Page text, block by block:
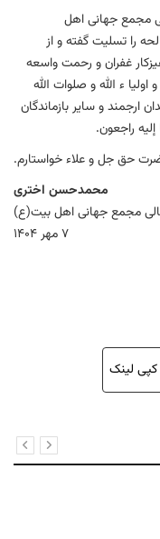
مجمع جهانی اهل
را تسلیت گفته و از
غفران و رحمت واسعه
ء الله و صلوات الله
ارجمند و سایر بازماندگان
راجعون.
حق جل و علاء خواستارم.
محمدحسن اختری
مجمع جهانی اهل بیت(ع)
7 مهر 1404
کپی لینک